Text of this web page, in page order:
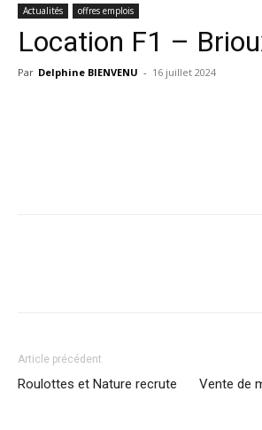
Actualités offres emplois
Location F1 –
Par Delphine BIENVENU - 16 juillet 2024
Article précédent
Roulottes et Nature recrute Vente de